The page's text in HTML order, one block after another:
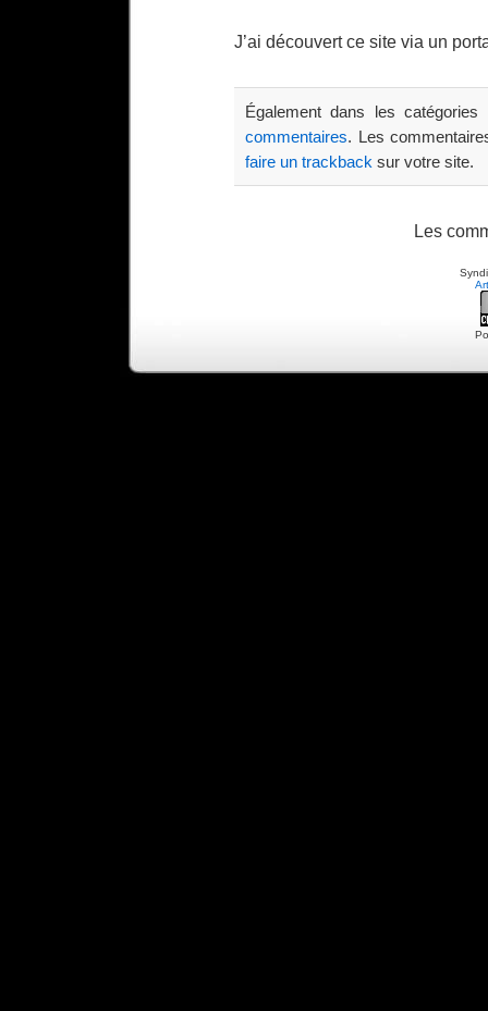
J’ai découvert ce site via un
Également dans les catégories
commentaires. Les
faire un trackback sur votre site.
Les